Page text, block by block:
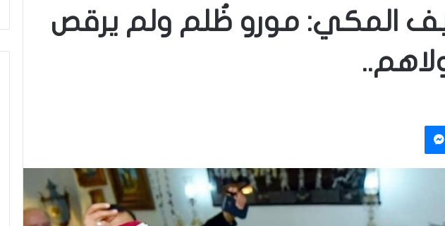
المكي: مورو ظُلم ولم يرقص
ماسنجر